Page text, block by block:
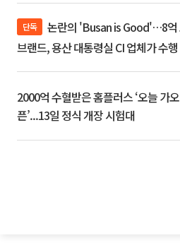
단독
브랜드, 용산 대통령실 CI 업체가 수행
2000억 수혈받은 홈플러스 ‘오늘 가오
픈’...13일 정식 개장 시험대